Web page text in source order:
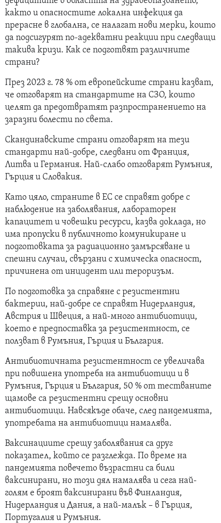
както и опасностите локална инфекция да
прерасне в глобална, се налагат нови мерки, които
да подсигурят по-адекватни реакции при следващи
такива кризи. Как се подготвят различните
страни?
През 2023 г. 78 % от европейските страни казват,
че отговарят на стандартите на СЗО, които
целят да предотвратят разпространението на
заразни болести по света.
Скандинавските страни отговарят на тези
стандарти най-добре, следвани от Франция,
Литва и Германия. Най-слабо отговарят Румъния,
Гърция и Словакия.
Като цяло, страните в ЕС се справят добре с
наблюдение на заболявания, лабораторен
капацитет и човешки ресурси, казва докладa, но
има пропуски в публичното комуникиране и
подготовката за радиационно замърсяване и
спешни случаи, свързани с химическа опасност,
причинена от инцидент или тероризъм.
По подготовка за справяне с резистентни
бактерии, най-добре се справят Нидерландия,
Австрия и Швеция, а най-много антибиотици,
което е предпоставка за резистентност, се
ползват в Румъния, Гърция и България.
Антибиотичната резистентност се увеличава
при повишена употреба на антибиотици и в
Румъния, Гърция и България, 50 % от тестваните
щамове са резистентни срещу основни
антибиотици. Навсякъде обаче, след пандемията,
употребата на антибиотици намалява.
Ваксинациите срещу заболявания са друг
показател, който се разглежда. По време на
пандемията повечето възрастни са били
ваксинирани, но този дял намалява и сега най-
голям е броят ваксинирани във Финландия,
Нидерландия и Дания, а най-малък – в Гърция,
Португалия и Румъния.